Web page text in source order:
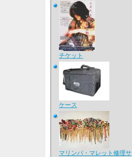
チケット
ケース
マリンバ・マレット修理サ